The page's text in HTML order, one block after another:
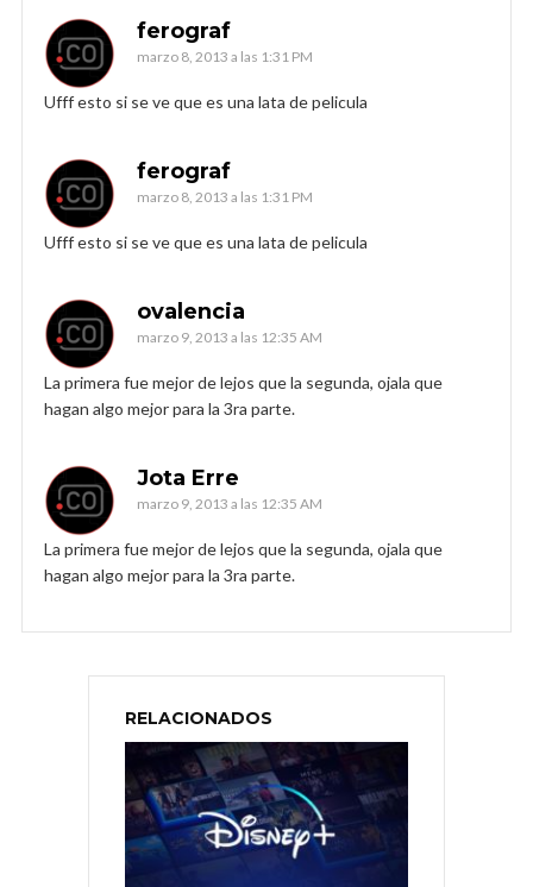
ferograf
marzo 8, 2013 a las 1:31 PM
Ufff esto si se ve que es una lata de pelicula
ferograf
marzo 8, 2013 a las 1:31 PM
Ufff esto si se ve que es una lata de pelicula
ovalencia
marzo 9, 2013 a las 12:35 AM
La primera fue mejor de lejos que la segunda, ojala que
hagan algo mejor para la 3ra parte.
Jota Erre
marzo 9, 2013 a las 12:35 AM
La primera fue mejor de lejos que la segunda, ojala que
hagan algo mejor para la 3ra parte.
RELACIONADOS